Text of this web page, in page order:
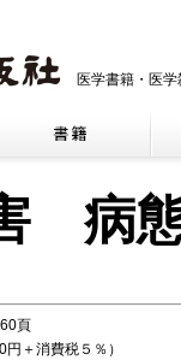
医学書籍・医
病
頁
＋消費税５％）